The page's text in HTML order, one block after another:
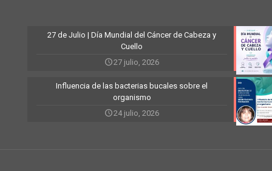
27 de Julio | Día Mundial del Cáncer de Cabeza y
Cuello
27 julio, 2026
Influencia de las bacterias bucales sobre el
organismo
24 julio, 2026